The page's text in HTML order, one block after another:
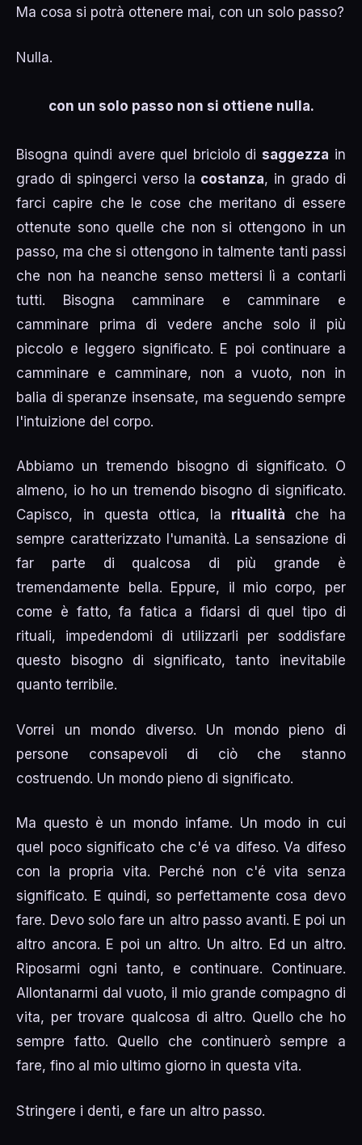
Ma cosa si potrà ottenere mai, con un solo passo?
Nulla.
con un solo passo non si ottiene nulla.
Bisogna quindi avere quel briciolo disaggezza in
grado di spingerci verso la costanza, in grado di
farci capire che le cose che meritano di essere
ottenute sono quelle che non si ottengono in un
passo, ma che si ottengono in talmente tanti passi
che non ha neanche senso mettersi lì a contarli
tutti. Bisogna camminare e camminare e
camminare prima di vedere anche solo il più
piccolo e leggero significato. E poi continuare a
camminare e camminare, non a vuoto, non in
balia di speranze insensate, ma seguendo sempre
l'intuizione del corpo.
Abbiamo un tremendo bisogno di significato. O
almeno, io ho un tremendo bisogno di significato.
Capisco, in questa ottica, la ritualità che ha
sempre caratterizzato l'umanità. La sensazione di
far parte di qualcosa di più grande è
tremendamente bella. Eppure, il mio corpo, per
come è fatto, fa fatica a fidarsi di quel tipo di
rituali, impedendomi di utilizzarli per soddisfare
questo bisogno di significato, tanto inevitabile
quanto terribile.
Vorrei un mondo diverso. Un mondo pieno di
persone consapevoli di ciò che stanno
costruendo. Un mondo pieno di significato.
Ma questo è un mondo infame. Un modo in cui
quel poco significato che c'é va difeso. Va difeso
con la propria vita. Perché non c'é vita senza
significato. E quindi, so perfettamente cosa devo
fare. Devo solo fare un altro passo avanti. E poi un
altro ancora. E poi un altro. Un altro. Ed un altro.
Riposarmi ogni tanto, e continuare. Continuare.
Allontanarmi dal vuoto, il mio grande compagno di
vita, per trovare qualcosa di altro. Quello che ho
sempre fatto. Quello che continuerò sempre a
fare, fino al mio ultimo giorno in questa vita.
Stringere i denti, e fare un altro passo.